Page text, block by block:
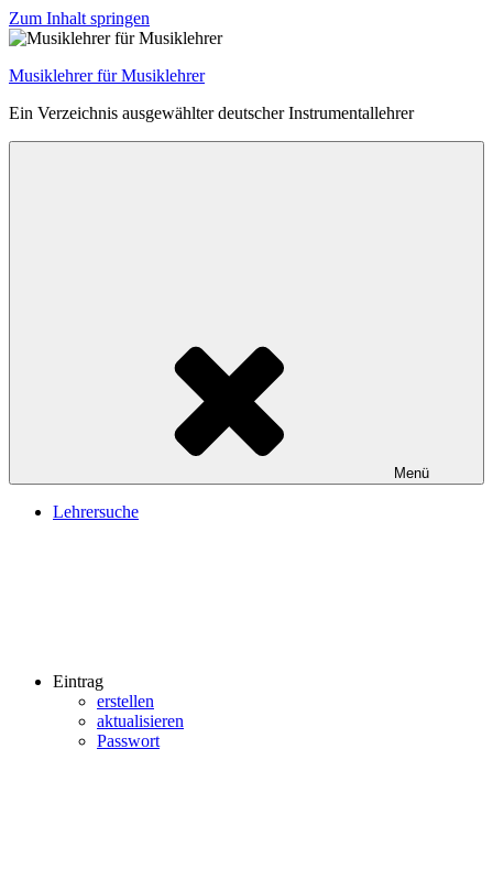
Zum Inhalt springen
Musiklehrer für Musiklehrer
Ein Verzeichnis ausgewählter deutscher Instrumentallehrer
Menü
Lehrersuche
Eintrag
erstellen
aktualisieren
Passwort